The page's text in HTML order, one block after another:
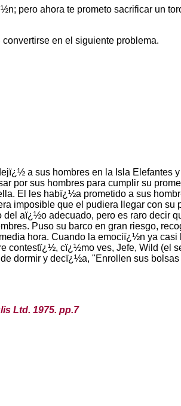
pero ahora te prometo sacrificar un
en el siguiente problema.
a sus hombres en la Isla Elefantes
por sus hombres para cumplir su
El les habï¿½a prometido a sus
imposible que el pudiera llegar con
aï¿½o adecuado, pero es raro decir
Puso su barco en gran riesgo,
hora. Cuando la emociï¿½n ya
contestï¿½, cï¿½mo ves, Jefe, Wild (el
dormir y decï¿½a, "Enrollen sus
Ltd. 1975. pp.7